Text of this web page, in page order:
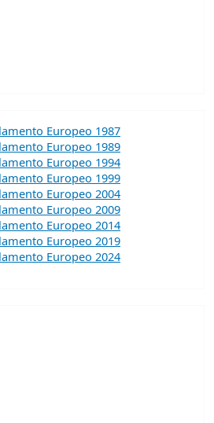
Europeo 1987
Europeo 1989
Europeo 1994
Europeo 1999
Europeo 2004
Europeo 2009
Europeo 2014
Europeo 2019
Europeo 2024